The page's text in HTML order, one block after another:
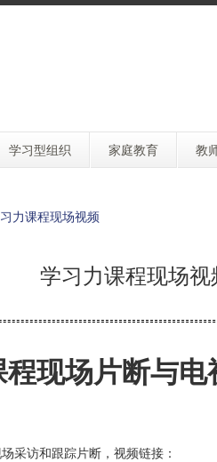
学习型组织 家庭教育 教
力课程现场视频
学习力课程现场视
现场片断与
访和跟踪片断，视频链接：